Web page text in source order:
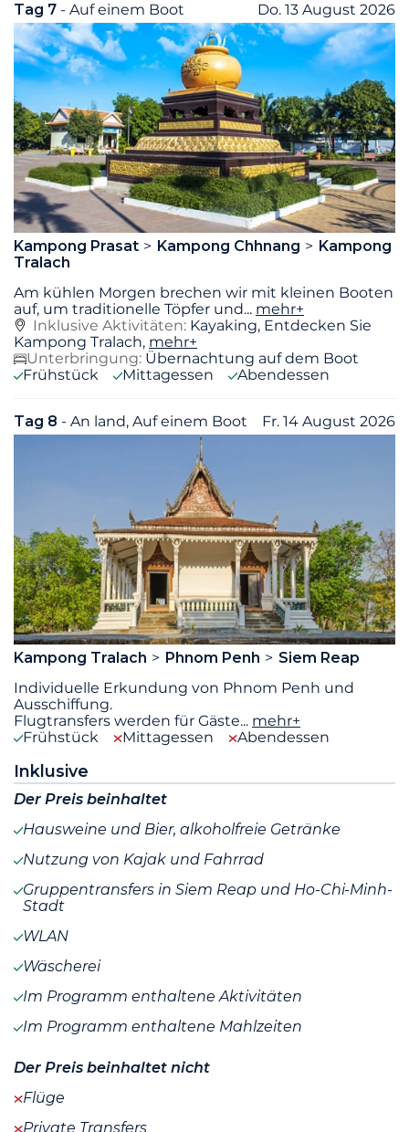
Tag 7 - Auf einem Boot Do. 13 August 2026
Kampong Prasat Kampong Chhnang
Kampong
Tralach
Am kühlen Morgen brechen wir mit kleinen Booten
auf, um traditionelle Töpfer und... mehr+
Inklusive Aktivitäten: Kayaking, Entdecken Sie
Kampong Tralach, mehr+
Unterbringung: Übernachtung auf dem Boot
Frühstück
Mittagessen Abendessen
Tag 8 - An land, Auf einem Boot Fr. 14 August 2026
Kampong Tralach Phnom Penh
Siem Reap
Individuelle Erkundung von Phnom Penh und
Ausschiffung.
Flugtransfers werden für Gäste... mehr+
Frühstück
Mittagessen Abendessen
Inklusive
Der Preis beinhaltet
Hausweine und Bier, alkoholfreie Getränke
Nutzung von Kajak und Fahrrad
Gruppentransfers in Siem Reap und Ho-Chi-Minh-
Stadt
WLAN
Wäscherei
Im Programm enthaltene Aktivitäten
Im Programm enthaltene Mahlzeiten
Der Preis beinhaltet nicht
Flüge
Private Transfers